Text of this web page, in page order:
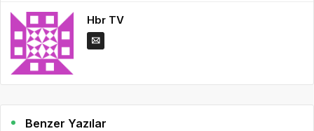
Hbr TV
Benzer Yazılar